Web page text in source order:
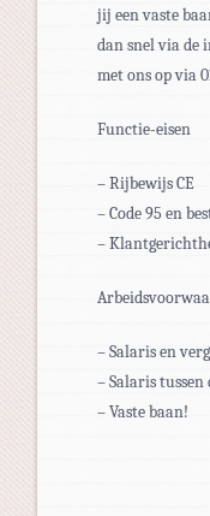
jij een vaste
dan snel via de
met ons op via
Functie-eisen
– Rijbewijs CE
– Code 95 en
–
– Salaris en
– Salaris
– Vaste baan!